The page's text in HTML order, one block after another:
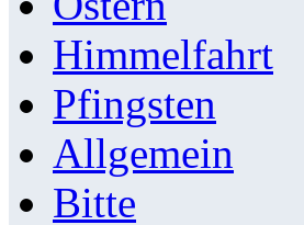
Himmelfahrt
Pfingsten
Allgemein
Bitte